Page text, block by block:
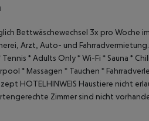
Bettwäschewechsel 3x pro Woche
Arzt, Auto- und Fahrradvermietung.
Tennis * Adults Only* Wi-Fi * Sauna *
* Massagen * Tauchen *
HOTELHINWEIS Haustiere nicht
Zimmer sind nicht